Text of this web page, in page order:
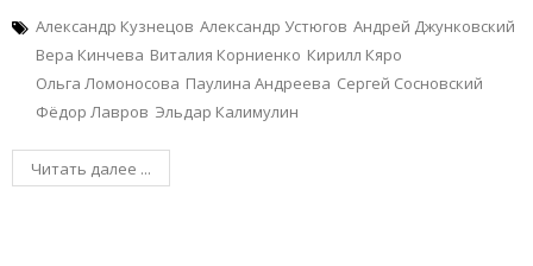
Александр Кузнецов Александр Устюгов Андрей Джунковский
Вера Кинчева Виталия Корниенко Кирилл Кяро
Ольга Ломоносова Паулина Андреева Сергей Сосновский
Фёдор Лавров Эльдар Калимулин
Читать далее ...